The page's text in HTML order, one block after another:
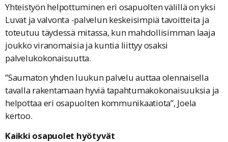
Yhteistyön helpottuminen eri osapuolten välillä on yksi
Luvat ja valvonta -palvelun keskeisimpiä tavoitteita ja
toteutuu täydessä mitassa, kun mahdollisimman laaja
joukko viranomaisia ja kuntia liittyy osaksi
palvelukokonaisuutta.
”Saumaton yhden luukun palvelu auttaa olennaisella
tavalla rakentamaan hyviä tapahtumakokonaisuuksia ja
helpottaa eri osapuolten kommunikaatiota”, Joela
kertoo.
Kaikki osapuolet hyötyvät